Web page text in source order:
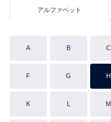
アルファベット
A B C
F G H
K L M